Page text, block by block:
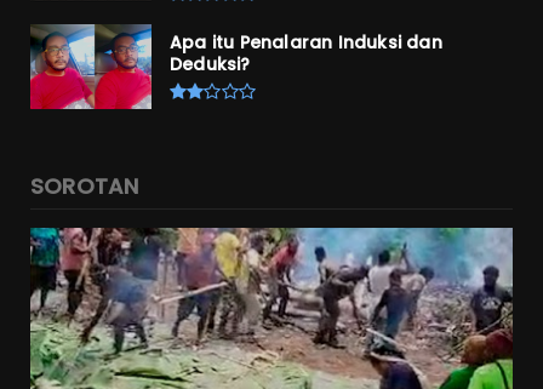
Apa itu Penalaran Induksi dan
Deduksi?
SOROTAN